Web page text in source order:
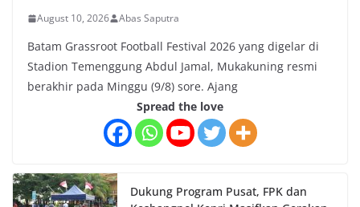
August 10, 2026 Abas Saputra
Batam Grassroot Football Festival 2026 yang digelar di
Stadion Temenggung Abdul Jamal, Mukakuning resmi
berakhir pada Minggu (9/8) sore. Ajang
Spread the love
Dukung Program Pusat, FPK dan